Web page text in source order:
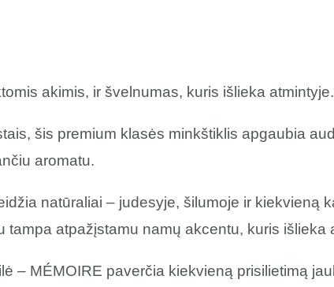
akimis, ir švelnumas, kuris išlieka atmintyje.
šis premium klasės minkštiklis apgaubia
aromatu.
natūraliai – judesyje, šilumoje ir kiekvieną
atpažįstamu namų akcentu, kuris išlieka
– MÉMOIRE paverčia kiekvieną prisilietimą